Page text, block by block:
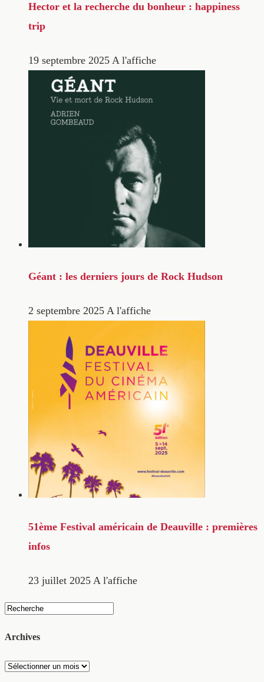
Hector et la recherche du bonheur : happiness
trip
19 septembre 2025 A l'affiche
Géant : les derniers jours de Rock Hudson
2 septembre 2025 A l'affiche
51ème Festival américain de Deauville : premières
infos
23 juillet 2025 A l'affiche
Archives
Archives